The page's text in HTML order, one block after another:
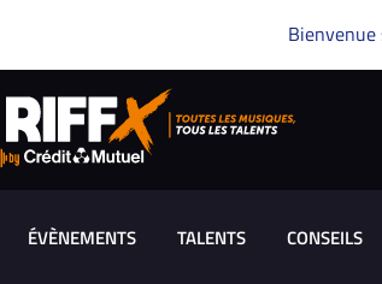
Bienvenue
ÉVÈNEMENTS TALENTS CONSEILS